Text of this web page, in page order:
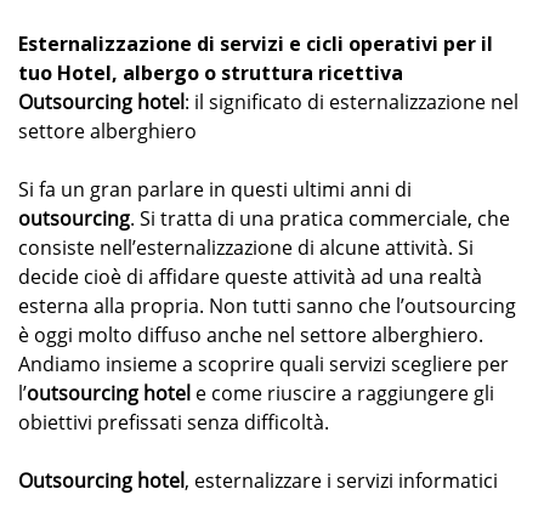
Esternalizzazione di servizi e cicli operativi per il
tuo Hotel, albergo o struttura ricettiva
Outsourcing hotel: il significato di esternalizzazione nel
settore alberghiero
Si fa un gran parlare in questi ultimi anni di
outsourcing. Si tratta di una pratica commerciale, che
consiste nell’esternalizzazione di alcune attività. Si
decide cioè di affidare queste attività ad una realtà
esterna alla propria. Non tutti sanno che l’outsourcing
è oggi molto diffuso anche nel settore alberghiero.
Andiamo insieme a scoprire quali servizi scegliere per
l’outsourcing hotel e come riuscire a raggiungere gli
obiettivi prefissati senza difficoltà.
Outsourcing hotel, esternalizzare i servizi informatici